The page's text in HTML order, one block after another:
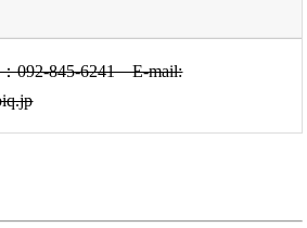
092-845-6241 E-mail: